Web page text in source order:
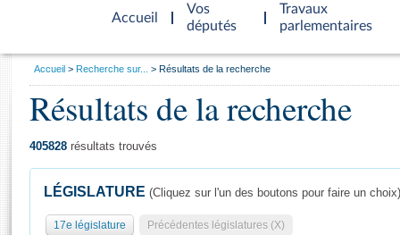
Accueil
d'accueil
Vos
députés
Travaux
parlementaires
Général
Vous
Accueil Recherche sur... Résultats de la recherche
Résultats de la recherche
405828 résultats trouvés
LÉGISLATURE (Cliquez sur l'un des boutons pour faire un choix)
17e législature Précédentes législatures (X)